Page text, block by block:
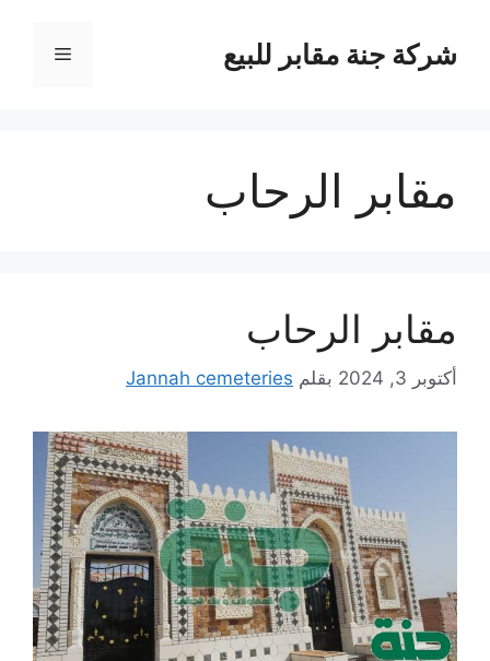
المحتوىشركة جنة مقابر للبيع القائمة
مقابر الرحاب
مقابر الرحاب
أكتوبر 3, 2024 بقلم Jannah cemeteries